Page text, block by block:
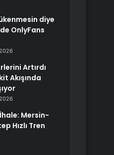
diye
OnlyFans
Artırdı
Akışında
Mersin-
Hızlı Tren